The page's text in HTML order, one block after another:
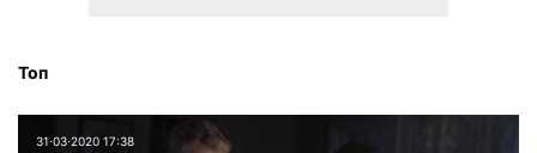
Топ
31⋅03⋅2020 17:38